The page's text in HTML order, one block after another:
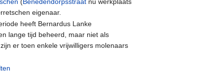
eigenaar.
heeft Bernardus Lanke
lange tijd beheerd, maar niet als
er toen enkele vrijwilligers molenaars